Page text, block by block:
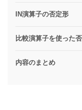
IN演算子の否定形
比較演算子を使った
内容のまとめ